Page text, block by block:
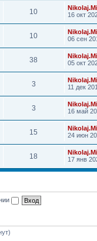
10
16 окт
10
06 сен
38
05 окт
3
11 дек
3
16 май
15
24 июн
18
17 янв